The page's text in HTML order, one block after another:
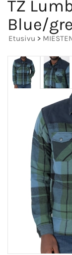
TZ
Blue/
Etusivu >